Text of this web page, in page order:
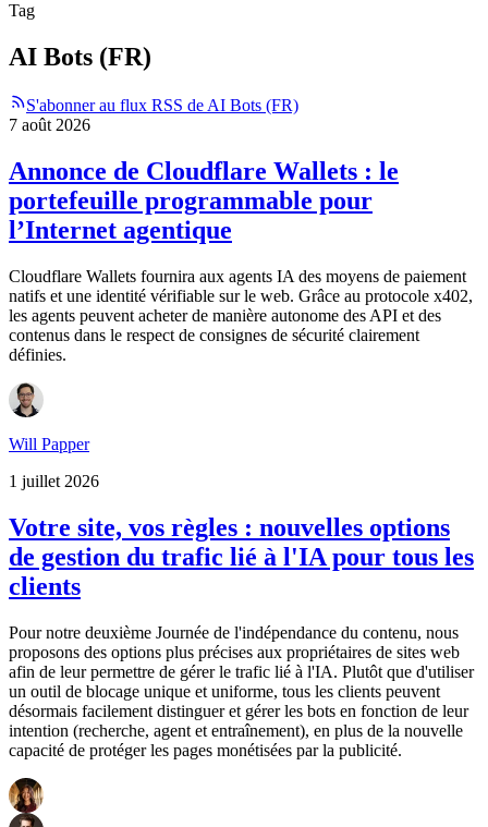
Tag
AI Bots (FR)
S'abonner au flux RSS de AI Bots (FR)
7 août 2026
Annonce de Cloudflare Wallets : le
portefeuille programmable pour
l’Internet agentique
Cloudflare Wallets fournira aux agents IA des moyens de paiement
natifs et une identité vérifiable sur le web. Grâce au protocole x402,
les agents peuvent acheter de manière autonome des API et des
contenus dans le respect de consignes de sécurité clairement
définies.
Will Papper
1 juillet 2026
Votre site, vos règles : nouvelles options
de gestion du trafic lié à l'IA pour tous les
clients
Pour notre deuxième Journée de l'indépendance du contenu, nous
proposons des options plus précises aux propriétaires de sites web
afin de leur permettre de gérer le trafic lié à l'IA. Plutôt que d'utiliser
un outil de blocage unique et uniforme, tous les clients peuvent
désormais facilement distinguer et gérer les bots en fonction de leur
intention (recherche, agent et entraînement), en plus de la nouvelle
capacité de protéger les pages monétisées par la publicité.